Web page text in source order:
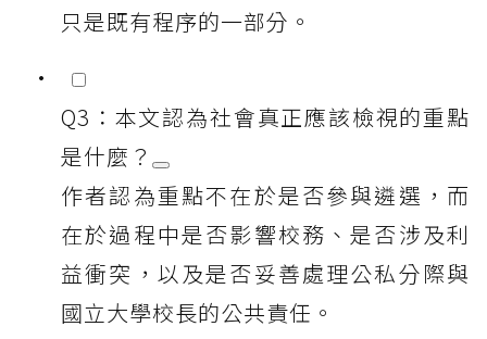
只是既有程序的一部分。
Q3：本文認為社會真正應該檢視的重點
是什麼？
作者認為重點不在於是否參與遴選，而
在於過程中是否影響校務、是否涉及利
益衝突，以及是否妥善處理公私分際與
國立大學校長的公共責任。